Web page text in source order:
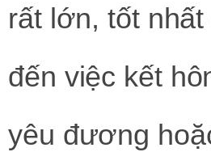
rất lớn, tốt
đến việc kết
yêu đương